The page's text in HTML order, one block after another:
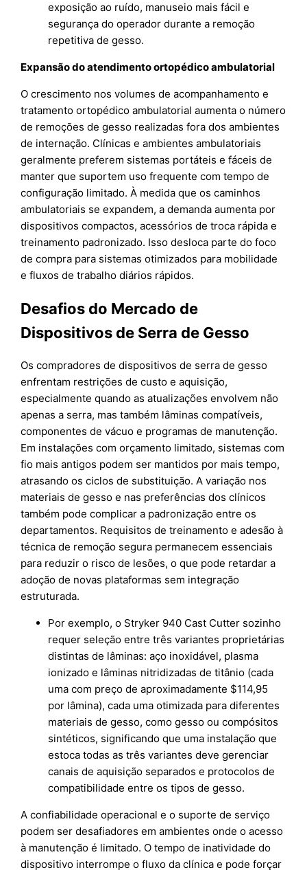
exposição ao ruído, manuseio mais fácil e
segurança do operador durante a remoção
repetitiva de gesso.
Expansão do atendimento ortopédico ambulatorial
O crescimento nos volumes de acompanhamento e
tratamento ortopédico ambulatorial aumenta o número
de remoções de gesso realizadas fora dos ambientes
de internação. Clínicas e ambientes ambulatoriais
geralmente preferem sistemas portáteis e fáceis de
manter que suportem uso frequente com tempo de
configuração limitado. À medida que os caminhos
ambulatoriais se expandem, a demanda aumenta por
dispositivos compactos, acessórios de troca rápida e
treinamento padronizado. Isso desloca parte do foco
de compra para sistemas otimizados para mobilidade
e fluxos de trabalho diários rápidos.
Desafios do Mercado de
Dispositivos de Serra de Gesso
Os compradores de dispositivos de serra de gesso
enfrentam restrições de custo e aquisição,
especialmente quando as atualizações envolvem não
apenas a serra, mas também lâminas compatíveis,
componentes de vácuo e programas de manutenção.
Em instalações com orçamento limitado, sistemas com
fio mais antigos podem ser mantidos por mais tempo,
atrasando os ciclos de substituição. A variação nos
materiais de gesso e nas preferências dos clínicos
também pode complicar a padronização entre os
departamentos. Requisitos de treinamento e adesão à
técnica de remoção segura permanecem essenciais
para reduzir o risco de lesões, o que pode retardar a
adoção de novas plataformas sem integração
estruturada.
Por exemplo, o Stryker 940 Cast Cutter sozinho
requer seleção entre três variantes proprietárias
distintas de lâminas: aço inoxidável, plasma
ionizado e lâminas nitridizadas de titânio (cada
uma com preço de aproximadamente $114,95
por lâmina), cada uma otimizada para diferentes
materiais de gesso, como gesso ou compósitos
sintéticos, significando que uma instalação que
estoca todas as três variantes deve gerenciar
canais de aquisição separados e protocolos de
compatibilidade entre os tipos de gesso.
A confiabilidade operacional e o suporte de serviço
podem ser desafiadores em ambientes onde o acesso
à manutenção é limitado. O tempo de inatividade do
dispositivo interrompe o fluxo da clínica e pode forçar